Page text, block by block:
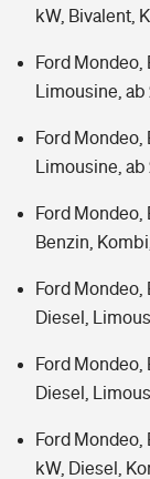
kW, Bivalent,
Ford Mondeo,
Limousine,
Ford Mondeo,
Limousine,
Ford Mondeo,
Benzin,
Ford Mondeo,
Diesel,
Ford Mondeo,
Diesel,
Ford Mondeo,
kW, Diesel,